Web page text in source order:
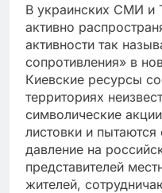
В украинских СМИ и
активно
активности так
сопротивления» в
Киевские ресурсы
территориях
символические
листовки и пытаются
давление на
представителей
жителей,